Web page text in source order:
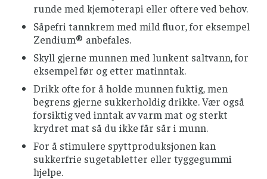
smoothies.
Importert rå minimais, sukkererter og
asparges bør gis et oppkok før inntak.
Hvis du bruker immundempende medisiner
må du unngå grapefrukt, pomelo,
bitterappelsin, stjernefrukt og
granateplejuice.
HONNING
Bør komme fra produsent som
varmebehandler honning, helst fra
porsjonspakninger.
runde med kjemoterapi eller oftere ved behov.
Såpefri tannkrem med mild fluor, for eksempel
Zendium® anbefales.
Skyll gjerne munnen med lunkent saltvann, for
eksempel før og etter matinntak.
Drikk ofte for å holde munnen fuktig, men
begrens gjerne sukkerholdig drikke. Vær også
forsiktig ved inntak av varm mat og sterkt
krydret mat så du ikke får sår i munn.
For å stimulere spyttproduksjonen kan
sukkerfrie sugetabletter eller tyggegummi
hjelpe.